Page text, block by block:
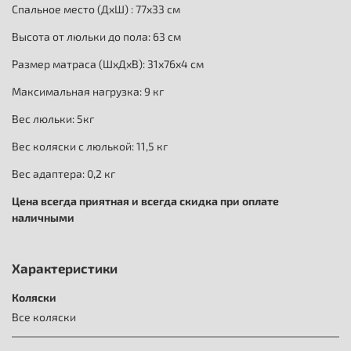
Спальное место (ДхШ) : 77х33 см
Высота от люльки до пола: 63 см
Размер матраса (ШхДхВ): 31х76х4 см
Максимальная нагрузка: 9 кг
Вес люльки: 5кг
Вес коляски с люлькой: 11,5 кг
Вес адаптера: 0,2 кг
Цена всегда приятная и всегда скидка при оплате
наличными
Характеристики
Коляски
Все коляски